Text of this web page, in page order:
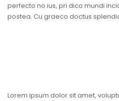
perfecto no ius, pri dico mundi
postea. Cu graeco doctus
Lorem ipsum dolor sit amet,